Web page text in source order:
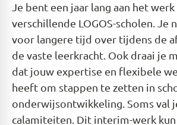
Je bent een jaar lang aan het werk
verschillende LOGOS-scholen. Je
voor langere tijd over tijdens de
de vaste leerkracht. Ook draai je
dat jouw expertise en flexibele
heeft om stappen te zetten in
onderwijsontwikkeling. Soms val
calamiteiten. Dit interim-werk